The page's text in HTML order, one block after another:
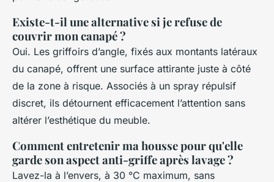
Existe-t-il une alternative si je refuse de
couvrir mon canapé ?
Oui. Les griffoirs d’angle, fixés aux montants latéraux
du canapé, offrent une surface attirante juste à côté
de la zone à risque. Associés à un spray répulsif
discret, ils détournent efficacement l’attention sans
altérer l’esthétique du meuble.
Comment entretenir ma housse pour qu'elle
garde son aspect anti-griffe après lavage ?
Lavez-la à l’envers, à 30 °C maximum, sans